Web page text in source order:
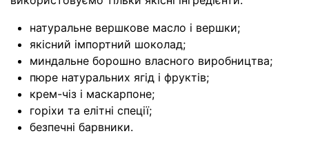
натуральне вершкове масло і вершки;
якісний імпортний шоколад;
миндальне борошно власного виробництва;
пюре натуральних ягід і фруктів;
крем-чіз і маскарпоне;
горіхи та елітні спеції;
безпечні барвники.